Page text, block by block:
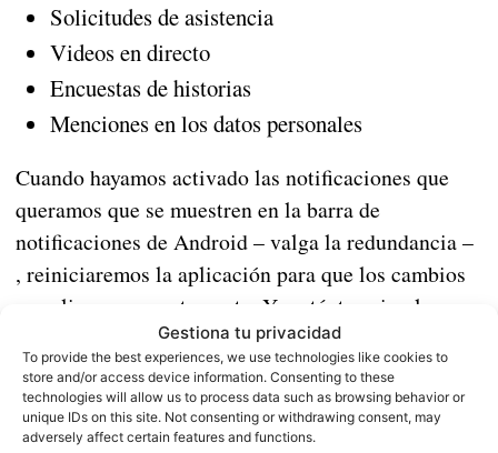
Gestiona tu privacidad
To provide the best experiences, we use technologies like cookies to
store and/or access device information. Consenting to these
technologies will allow us to process data such as browsing behavior or
unique IDs on this site. Not consenting or withdrawing consent, may
adversely affect certain features and functions.
Solicitudes de asistencia
Videos en directo
Encuestas de historias
Menciones en los datos personales
Cuando hayamos activado las notificaciones que
queramos que se muestren en la barra de
notificaciones de Android – valga la redundancia –
, reiniciaremos la aplicación para que los cambios
se apliquen correctamente. Ya está, tan simple
como eso. ¿Os ha funcionado en vuestro
smartphone o tablet? Hacédnoslo saber en la
sección de comentarios.